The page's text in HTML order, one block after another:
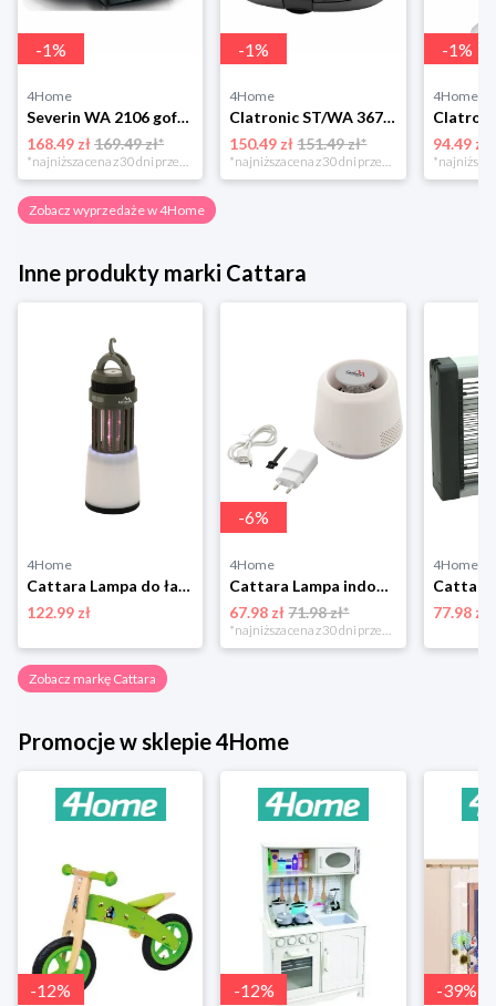
-1%
4Home
Severin WA 2106 gofrownica duo, czarny
168.49 zł169.49 zł*
*najniższa cena z 30 dni przed obniżką
-1%
4Home
Clatronic ST/WA 3670 Opiekacz do kanapek
150.49 zł 151.49 zł*
*najniższa cena z 30 dni przed obniżką
-1%
4Home
94.49 zł
Zobacz wyprzedaże w 4Home
Inne produkty marki Cattara
4Home
Cattara Lampa do ładowania i łapka do owadów Plum, 20,5 cm
122.99 zł
-6%
4Home
Cattara Lampa indoor i infra łapka na owady 2w1 Table, USB 5 V
67.98 zł 71.98 zł*
4Home
77.98 zł
Zobacz markę Cattara
Promocje w sklepie 4Home
-12% -12% -39%